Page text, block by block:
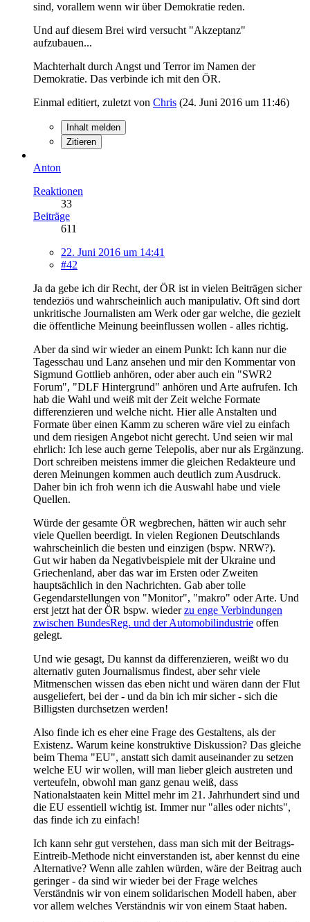
sind, vorallem wenn wir über Demokratie reden.
Und auf diesem Brei wird versucht "Akzeptanz"
aufzubauen...
Machterhalt durch Angst und Terror im Namen der
Demokratie. Das verbinde ich mit den ÖR.
Einmal editiert, zuletzt von Chris (24. Juni 2016 um 11:46)
Inhalt melden
Zitieren
Anton
Reaktionen
33
Beiträge
611
22. Juni 2016 um 14:41
#42
Ja da gebe ich dir Recht, der ÖR ist in vielen Beiträgen sicher
tendeziös und wahrscheinlich auch manipulativ. Oft sind dort
unkritische Journalisten am Werk oder gar welche, die gezielt
die öffentliche Meinung beeinflussen wollen - alles richtig.
Aber da sind wir wieder an einem Punkt: Ich kann nur die
Tagesschau und Lanz ansehen und mir den Kommentar von
Sigmund Gottlieb anhören, oder aber auch ein "SWR2
Forum", "DLF Hintergrund" anhören und Arte aufrufen. Ich
hab die Wahl und weiß mit der Zeit welche Formate
differenzieren und welche nicht. Hier alle Anstalten und
Formate über einen Kamm zu scheren wäre viel zu einfach
und dem riesigen Angebot nicht gerecht. Und seien wir mal
ehrlich: Ich lese auch gerne Telepolis, aber nur als Ergänzung.
Dort schreiben meistens immer die gleichen Redakteure und
deren Meinungen kommen auch deutlich zum Ausdruck.
Daher bin ich froh wenn ich die Auswahl habe und viele
Quellen.
Würde der gesamte ÖR wegbrechen, hätten wir auch sehr
viele Quellen beerdigt. In vielen Regionen Deutschlands
wahrscheinlich die besten und einzigen (bspw. NRW?).
Gut wir haben da Negativbeispiele mit der Ukraine und
Griechenland, aber das war im Ersten oder Zweiten
hauptsächlich in den Nachrichten. Gab aber tolle
Gegendarstellungen von "Monitor", "makro" oder Arte. Und
erst jetzt hat der ÖR bspw. wiederzu enge Verbindungen
zwischen BundesReg. und der Automobilindustrie offen
gelegt.
Und wie gesagt, Du kannst da differenzieren, weißt wo du
alternativ guten Journalismus findest, aber sehr viele
Mitmenschen wissen das eben nicht und wären dann der Flut
ausgeliefert, bei der - und da bin ich mir sicher - sich die
Billigsten durchsetzen werden!
Also finde ich es eher eine Frage des Gestaltens, als der
Existenz. Warum keine konstruktive Diskussion? Das gleiche
beim Thema "EU", anstatt sich damit auseinander zu setzen
welche EU wir wollen, will man lieber gleich austreten und
verteufeln, obwohl man ganz genau weiß, dass
Nationalstaaten kein Mittel mehr im 21. Jahrhundert sind und
die EU essentiell wichtig ist. Immer nur "alles oder nichts",
das finde ich zu einfach!
Ich kann sehr gut verstehen, dass man sich mit der Beitrags-
Eintreib-Methode nicht einverstanden ist, aber kennst du eine
Alternative? Wenn alle zahlen würden, wäre der Beitrag auch
geringer - da sind wir wieder bei der Frage welches
Verständnis wir von einem solidarischen Modell haben, aber
vor allem welches Verständnis wir von einem Staat haben.